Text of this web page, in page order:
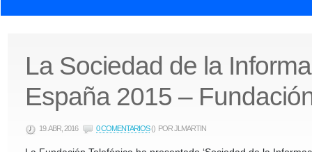
La Sociedad de la
España 2015 –
19. ABR, 2016 0 COMENTARIOS() POR JLMARTIN